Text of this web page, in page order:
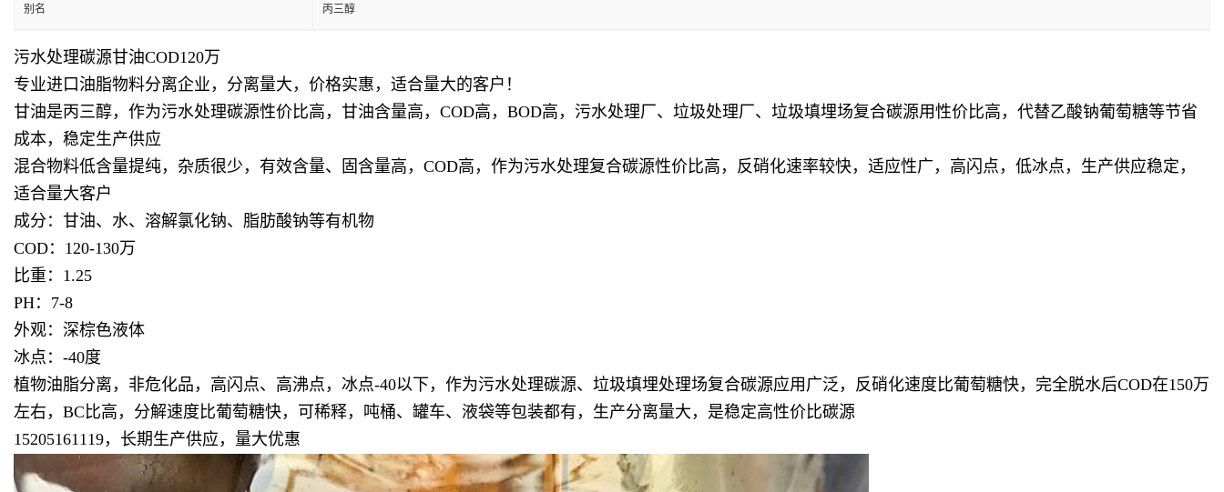
别名 丙三醇
污水处理碳源甘油COD120万
专业进口油脂物料分离企业，分离量大，价格实惠，适合量大的客户！
甘油是丙三醇，作为污水处理碳源性价比高，甘油含量高，COD高，BOD高，污水处理厂、 垃圾处理厂、垃圾填埋场复合碳源用性价比高，代替乙酸钠葡萄糖等节省
成本，稳定生产供应
混合物料低含量提纯，杂质很少，有效含量、固含量高，COD高，作为污水处理复合碳源性价比高，反硝化速率较快，适应性广，高闪点，低冰点，生产供应稳定，
适合量大客户
成分：甘油、水、溶解氯化钠、脂肪酸钠等有机物
COD：120-130万
比重：1.25
PH：7-8
外观：深棕色液体
冰点：-40度
植物油脂分离，非危化品，高闪点、高沸点，冰点-40以下，作为污水处理碳源、垃圾填埋处理场复合碳源应用广泛，反硝化速度比葡萄糖快，完全脱水后COD在150万
左右，BC比高，分解速度比葡萄糖快，可稀释，吨桶、罐车、液袋等包装都有，生产分离量大，是稳定高性价比碳源
15205161119，长期生产供应，量大优惠